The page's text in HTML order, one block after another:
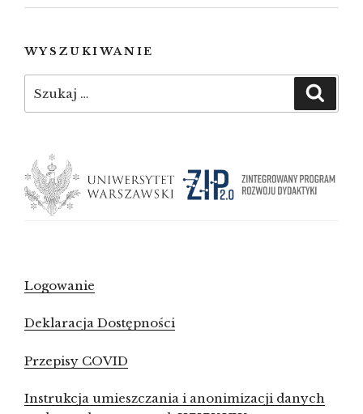
WYSZUKIWANIE
Logowanie
Deklaracja Dostępności
Przepisy COVID
Instrukcja umieszczania i anonimizacji danych